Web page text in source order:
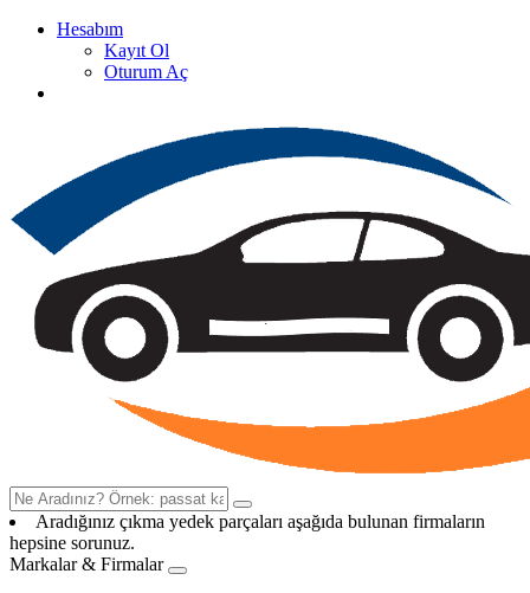
Hesabım
Kayıt Ol
Oturum Aç
Aradığınız çıkma yedek parçaları aşağıda bulunan firmaların
hepsine sorunuz.
Markalar & Firmalar